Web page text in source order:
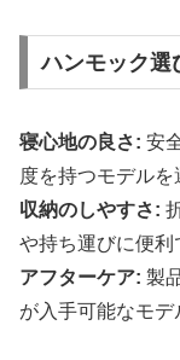
ハンモック選
寝心地の良さ: 安
度を持つモデルを
収納のしやすさ:
や持ち運びに便利
アフターケア: 製
が入手可能なモデ